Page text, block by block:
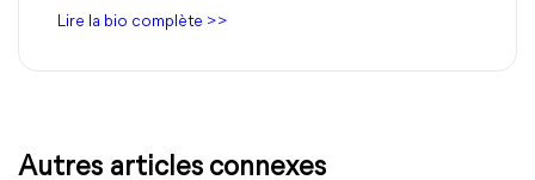
Lire la bio complète >>
Autres articles connexes